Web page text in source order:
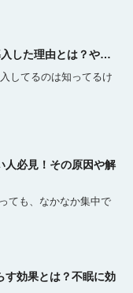
した理由とは？や…
してるのは知ってるけ
人必見！その原因や解
ても、なかなか集中で
す効果とは？不眠に効